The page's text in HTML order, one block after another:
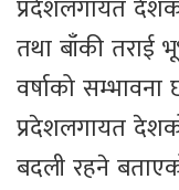
प्रदेशलगायत
तथा बाँकी तराई
वर्षाको
प्रदेशलगायत
बदली रहने